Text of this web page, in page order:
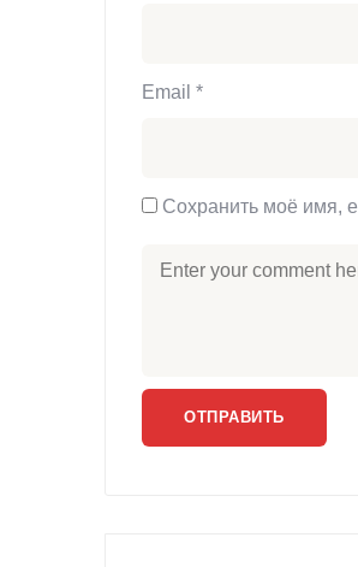
Email *
Сохранить моё имя,